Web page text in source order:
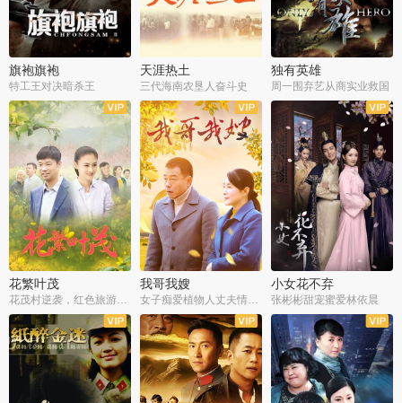
旗袍旗袍
特工王对决暗杀王
天涯热土
三代海南农垦人奋斗史
独有英雄
周一围弃艺从商实业救国
全34集
花繁叶茂
花茂村逆袭，红色旅游出圈
全50集
我哥我嫂
女子痴爱植物人丈夫情定一生
全51集
小女花不弃
张彬彬甜宠蜜爱林依晨
全42集
全35集 全32集